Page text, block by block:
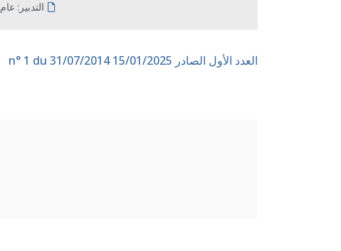
التدبير: عام
العدد الأول الصادر 15/01/2025 n° 1 du 31/07/2014